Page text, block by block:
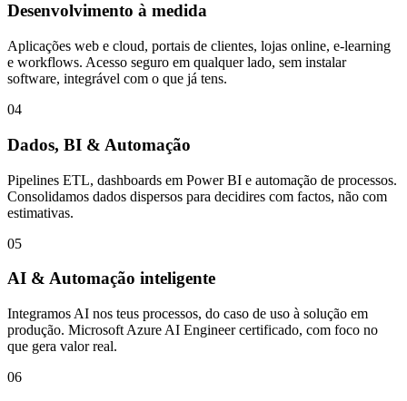
Desenvolvimento à medida
Aplicações web e cloud, portais de clientes, lojas online, e-learning
e workflows. Acesso seguro em qualquer lado, sem instalar
software, integrável com o que já tens.
04
Dados, BI & Automação
Pipelines ETL, dashboards em Power BI e automação de processos.
Consolidamos dados dispersos para decidires com factos, não com
estimativas.
05
AI & Automação inteligente
Integramos AI nos teus processos, do caso de uso à solução em
produção. Microsoft Azure AI Engineer certificado, com foco no
que gera valor real.
06